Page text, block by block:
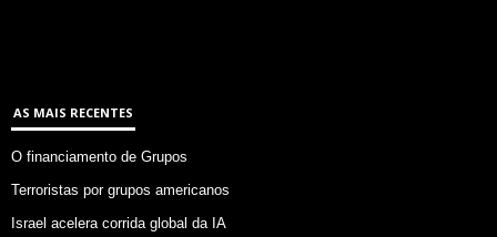
AS MAIS RECENTES
O financiamento de Grupos
Terroristas por grupos americanos
Israel acelera corrida global da IA